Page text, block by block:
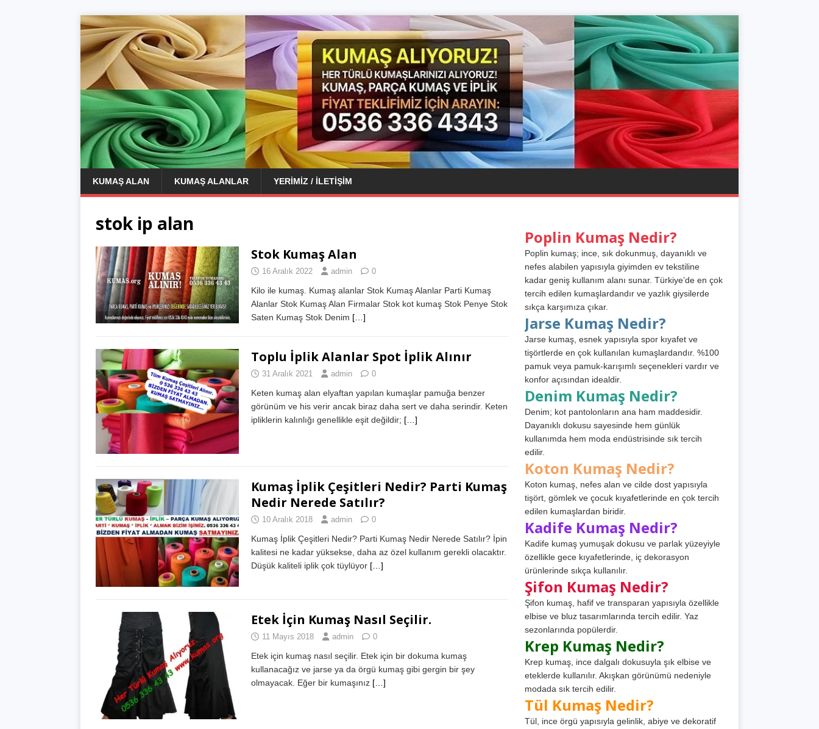
KUMAŞ ALAN KUMAŞ ALANLAR YERIMIZ / İLETIŞIM
stok ip alan
Stok Kumaş Alan
16 Aralık 2022 admin 0
Kilo ile kumaş. Kumaş alanlar Stok Kumaş Alanlar Parti Kumaş
Alanlar Stok Kumaş Alan Firmalar Stok kot kumaş Stok Penye Stok
Saten Kumaş Stok Denim […]
Toplu İplik Alanlar Spot İplik Alınır
31 Aralık 2021 admin 0
Keten kumaş alan elyaftan yapılan kumaşlar pamuğa benzer
görünüm ve his verir ancak biraz daha sert ve daha serindir. Keten
ipliklerin kalınlığı genellikle eşit değildir; […]
Kumaş İplik Çeşitleri Nedir? Parti Kumaş
Nedir Nerede Satılır?
10 Aralık 2018 admin 0
Kumaş İplik Çeşitleri Nedir? Parti Kumaş Nedir Nerede Satılır? İpin
kalitesi ne kadar yüksekse, daha az özel kullanım gerekli olacaktır.
Düşük kaliteli iplik çok tüylüyor […]
Etek İçin Kumaş Nasıl Seçilir.
11 Mayıs 2018 admin 0
Etek için kumaş nasıl seçilir. Etek için bir dokuma kumaş
kullanacağız ve jarse ya da örgü kumaş gibi gergin bir şey
olmayacak. Eğer bir kumaşınız […]
Poplin Kumaş Nedir?
Poplin kumaş; ince, sık dokunmuş, dayanıklı ve
nefes alabilen yapısıyla giyimden ev tekstiline
kadar geniş kullanım alanı sunar. Türkiye’de en çok
tercih edilen kumaşlardandır ve yazlık giysilerde
sıkça karşımıza çıkar.
Jarse Kumaş Nedir?
Jarse kumaş, esnek yapısıyla spor kıyafet ve
tişörtlerde en çok kullanılan kumaşlardandır. %100
pamuk veya pamuk-karışımlı seçenekleri vardır ve
konfor açısından idealdir.
Denim Kumaş Nedir?
Denim; kot pantolonların ana ham maddesidir.
Dayanıklı dokusu sayesinde hem günlük
kullanımda hem moda endüstrisinde sık tercih
edilir.
Koton Kumaş Nedir?
Koton kumaş, nefes alan ve cilde dost yapısıyla
tişört, gömlek ve çocuk kıyafetlerinde en çok tercih
edilen kumaşlardan biridir.
Kadife Kumaş Nedir?
Kadife kumaş yumuşak dokusu ve parlak yüzeyiyle
özellikle gece kıyafetlerinde, iç dekorasyon
ürünlerinde sıkça kullanılır.
Şifon Kumaş Nedir?
Şifon kumaş, hafif ve transparan yapısıyla özellikle
elbise ve bluz tasarımlarında tercih edilir. Yaz
sezonlarında popülerdir.
Krep Kumaş Nedir?
Krep kumaş, ince dalgalı dokusuyla şık elbise ve
eteklerde kullanılır. Akışkan görünümü nedeniyle
modada sık tercih edilir.
Tül Kumaş Nedir?
Tül, ince örgü yapısıyla gelinlik, abiye ve dekoratif